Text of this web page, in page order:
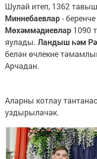
Шулай итеп, 1362
Миннебаевлар-
Мөхәммәдиевлар 1090
яулады. Ландыш һәм
белән өчлекне
Арчадан.
Аларны котлау
уздырылачак.